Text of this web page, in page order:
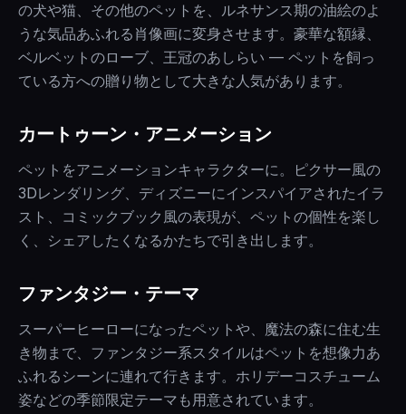
の犬や猫、その他のペットを、ルネサンス期の油絵のよ
うな気品あふれる肖像画に変身させます。豪華な額縁、
ベルベットのローブ、王冠のあしらい — ペットを飼っ
ている方への贈り物として大きな人気があります。
カートゥーン・アニメーション
ペットをアニメーションキャラクターに。ピクサー風の
3Dレンダリング、ディズニーにインスパイアされたイラ
スト、コミックブック風の表現が、ペットの個性を楽し
く、シェアしたくなるかたちで引き出します。
ファンタジー・テーマ
スーパーヒーローになったペットや、魔法の森に住む生
き物まで、ファンタジー系スタイルはペットを想像力あ
ふれるシーンに連れて行きます。ホリデーコスチューム
姿などの季節限定テーマも用意されています。